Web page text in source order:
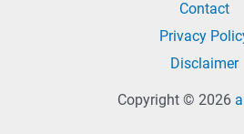
Contact
Privacy
Disclaimer
Copyright © 2026